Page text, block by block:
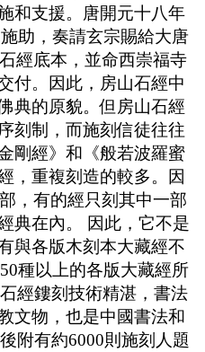
和支援。唐開元十八年
助，奏請玄宗賜給大唐
經底本，並命西崇福寺
付。因此，房山石經中
典的原貌。但房山石經
刻制，而施刻信徒往往
剛經》和《般若波羅蜜
，重複刻造的較多。因
，有的經只刻其中一部
典在內。 因此，它不是
與各版木刻本大藏經不
種以上的各版大藏經所
經鏤刻技術精湛，書法
文物，也是中國書法和
附有約6000則施刻人題